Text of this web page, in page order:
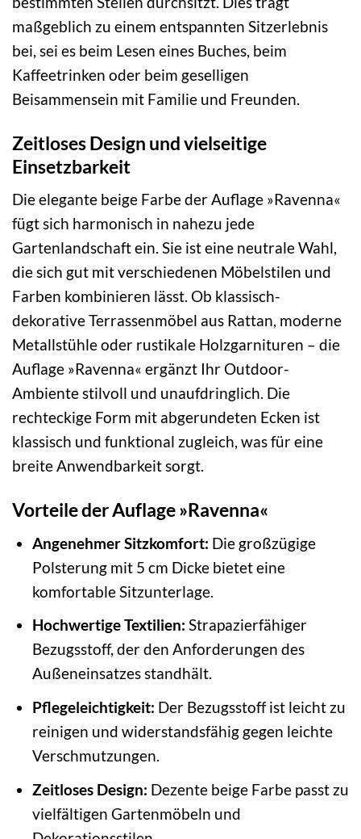
maßgeblich zu einem entspannten Sitzerlebnis
bei, sei es beim Lesen eines Buches, beim
Kaffeetrinken oder beim geselligen
Beisammensein mit Familie und Freunden.
Zeitloses Design und vielseitige
Einsetzbarkeit
Die elegante beige Farbe der Auflage »Ravenna«
fügt sich harmonisch in nahezu jede
Gartenlandschaft ein. Sie ist eine neutrale Wahl,
die sich gut mit verschiedenen Möbelstilen und
Farben kombinieren lässt. Ob klassisch-
dekorative Terrassenmöbel aus Rattan, moderne
Metallstühle oder rustikale Holzgarnituren – die
Auflage »Ravenna« ergänzt Ihr Outdoor-
Ambiente stilvoll und unaufdringlich. Die
rechteckige Form mit abgerundeten Ecken ist
klassisch und funktional zugleich, was für eine
breite Anwendbarkeit sorgt.
Vorteile der Auflage »Ravenna«
Angenehmer Sitzkomfort: Die großzügige
Polsterung mit 5 cm Dicke bietet eine
komfortable Sitzunterlage.
Hochwertige Textilien: Strapazierfähiger
Bezugsstoff, der den Anforderungen des
Außeneinsatzes standhält.
Pflegeleichtigkeit: Der Bezugsstoff ist leicht zu
reinigen und widerstandsfähig gegen leichte
Verschmutzungen.
Zeitloses Design: Dezente beige Farbe passt zu
vielfältigen Gartenmöbeln und